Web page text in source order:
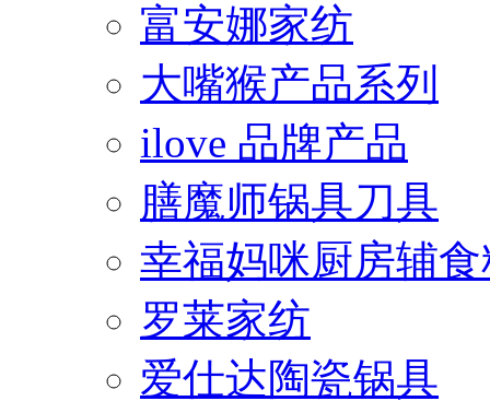
富安娜家纺
大嘴猴产品系列
ilove 品牌产品
膳魔师锅具刀具
幸福妈咪厨房辅
罗莱家纺
爱仕达陶瓷锅具